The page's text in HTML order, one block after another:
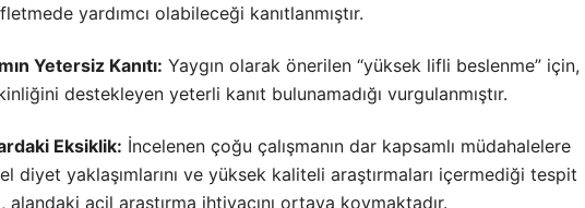
yardımcı olabileceği kanıtlanmıştır.
Yetersiz Kanıtı: Yaygın olarak önerilen “yüksek lifli beslenme” için,
destekleyen yeterli kanıt bulunamadığı vurgulanmıştır.
Eksiklik: İncelenen çoğu çalışmanın dar kapsamlı müdahalelere
diyet yaklaşımlarını ve yüksek kaliteli araştırmaları içermediği tespit
acil araştırma ihtiyacını ortaya koymaktadır.